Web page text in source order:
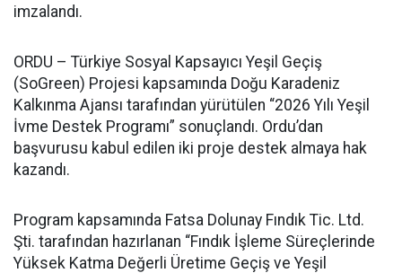
imzalandı.
ORDU – Türkiye Sosyal Kapsayıcı Yeşil Geçiş
(SoGreen) Projesi kapsamında Doğu Karadeniz
Kalkınma Ajansı tarafından yürütülen “2026 Yılı Yeşil
İvme Destek Programı” sonuçlandı. Ordu’dan
başvurusu kabul edilen iki proje destek almaya hak
kazandı.
Program kapsamında Fatsa Dolunay Fındık Tic. Ltd.
Şti. tarafından hazırlanan “Fındık İşleme Süreçlerinde
Yüksek Katma Değerli Üretime Geçiş ve Yeşil